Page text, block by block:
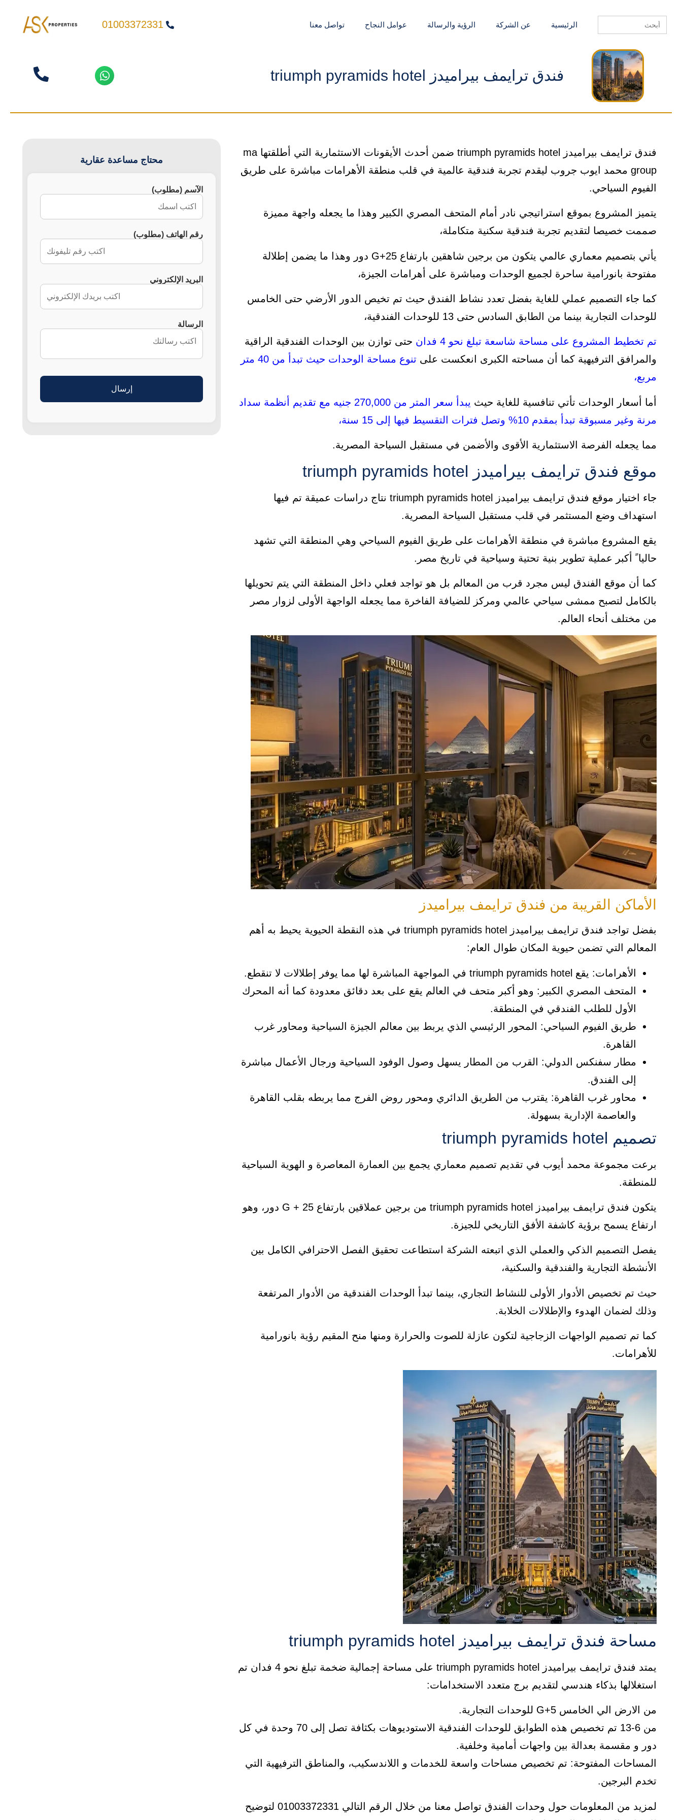
Search
for:
الرئيسية عن الشركة الرؤية والرسالة عوامل النجاح تواصل معنا 01003372331
فندق ترايمف بيراميدز triumph pyramids hotel
فندق ترايمف بيراميدز triumph pyramids hotel ضمن أحدث الأيقونات الاستثمارية التي أطلقتها ma
group محمد ايوب جروب ليقدم تجربة فندقية عالمية في قلب منطقة الأهرامات مباشرة على طريق
الفيوم السياحي.
يتميز المشروع بموقع استراتيجي نادر أمام المتحف المصري الكبير وهذا ما يجعله واجهة مميزة
صممت خصيصا لتقديم تجربة فندقية سكنية متكاملة،
يأتي بتصميم معماري عالمي يتكون من برجين شاهقين بارتفاع G+25 دور وهذا ما يضمن إطلالة
مفتوحة بانورامية ساحرة لجميع الوحدات ومباشرة على أهرامات الجيزة،
كما جاء التصميم عملي للغاية بفضل تعدد نشاط الفندق حيث تم تخيص الدور الأرضي حتى الخامس
للوحدات التجارية بينما من الطابق السادس حتى 13 للوحدات الفندقية،
تم تخطيط المشروع على مساحة شاسعة تبلغ نحو 4 فدان
حتى توازن بين الوحدات الفندقية الراقية
والمرافق الترفيهية كما أن مساحته الكبرى انعكست على
تنوع مساحة الوحدات حيث تبدأ من 40 متر
مربع،
أما أسعار الوحدات تأتي تنافسية للغاية حيث
يبدأ سعر المتر من 270,000 جنيه مع تقديم أنظمة سداد
مرنة وغير مسبوقة تبدأ بمقدم 10% وتصل فترات التقسيط فيها إلى 15 سنة،
مما يجعله الفرصة الاستثمارية الأقوى والأضمن في مستقبل السياحة المصرية.
موقع فندق ترايمف بيراميدز triumph pyramids hotel
جاء اختيار موقع فندق ترايمف بيراميدز triumph pyramids hotel نتاج دراسات عميقة تم فيها
استهداف وضع المستثمر في قلب مستقبل السياحة المصرية.
يقع المشروع مباشرة في منطقة الأهرامات على طريق الفيوم السياحي وهي المنطقة التي تشهد
حاليا ً أكبر عملية تطوير بنية تحتية وسياحية في تاريخ مصر.
كما أن موقع الفندق ليس مجرد قرب من المعالم بل هو تواجد فعلي داخل المنطقة التي يتم تحويلها
بالكامل لتصبح ممشى سياحي عالمي ومركز للضيافة الفاخرة مما يجعله الواجهة الأولى لزوار مصر
من مختلف أنحاء العالم.
الأماكن القريبة من فندق ترايمف بيراميدز
بفضل تواجد فندق ترايمف بيراميدز triumph pyramids hotel في هذه النقطة الحيوية يحيط به أهم
المعالم التي تضمن حيوية المكان طوال العام:
​الأهرامات: يقع triumph pyramids hotel في المواجهة المباشرة لها مما يوفر إطلالات لا تنقطع.
​المتحف المصري الكبير: وهو أكبر متحف في العالم يقع على بعد دقائق معدودة كما أنه المحرك
الأول للطلب الفندقي في المنطقة.
​طريق الفيوم السياحي: المحور الرئيسي الذي يربط بين معالم الجيزة السياحية ومحاور غرب
القاهرة.
​مطار سفنكس الدولي: القرب من المطار يسهل وصول الوفود السياحية ورجال الأعمال مباشرة
إلى الفندق.
​محاور غرب القاهرة: يقترب من الطريق الدائري ومحور روض الفرج مما يربطه بقلب القاهرة
والعاصمة الإدارية بسهولة.
تصميم triumph pyramids hotel
برعت مجموعة محمد أيوب في تقديم تصميم معماري يجمع بين العمارة المعاصرة و الهوية السياحية
للمنطقة.
يتكون فندق ترايمف بيراميدز triumph pyramids hotel من برجين عملاقين بارتفاع G + 25 دور، وهو
ارتفاع يسمح برؤية كاشفة الأفق التاريخي للجيزة.
يفصل التصميم الذكي والعملي الذي اتبعته الشركة استطاعت تحقيق الفصل الاحترافي الكامل بين
الأنشطة التجارية والفندقية والسكنية،
حيث تم تخصيص الأدوار الأولى للنشاط التجاري، بينما تبدأ الوحدات الفندقية من الأدوار المرتفعة
وذلك لضمان الهدوء والإطلالات الخلابة.
كما تم تصميم الواجهات الزجاجية لتكون عازلة للصوت والحرارة ومنها منح المقيم رؤية بانورامية
للأهرامات.
مساحة فندق ترايمف بيراميدز triumph pyramids hotel
يمتد فندق ترايمف بيراميدز triumph pyramids hotel على مساحة إجمالية ضخمة تبلغ نحو 4 فدان تم
استغلالها بذكاء هندسي لتقديم برج متعدد الاستخدامات:
من الارض الي الخامس G+5 للوحدات التجارية.
من 6-13 تم تخصيص هذه الطوابق للوحدات الفندقية الاستوديوهات بكثافة تصل إلى 70 وحدة في كل
دور و مقسمة بعدالة بين واجهات أمامية وخلفية.
​المساحات المفتوحة: تم تخصيص مساحات واسعة للخدمات و اللاندسكيب، والمناطق الترفيهية التي
تخدم البرجين.
لمزيد من المعلومات حول وحدات الفندق تواصل معنا من خلال الرقم التالي 01003372331 لتوضيح
محتاج مساعدة عقارية
الآسم (مطلوب)
رقم الهاتف (مطلوب)
البريد الإلكتروني
الرسالة